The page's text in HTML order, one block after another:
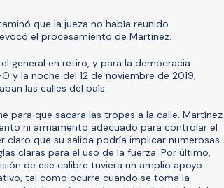
que la jueza no había reunido
el procesamiento de Martínez.
general en retiro, y para la democracia
y la noche del 12 de noviembre de 2019,
las calles del país.
para que sacara las tropas a la calle. Martínez
ni armamento adecuado para controlar el
claro que su salida podría implicar numerosas
claras para el uso de la fuerza. Por último,
de ese calibre tuviera un amplio apoyo
tal como ocurre cuando se toma la